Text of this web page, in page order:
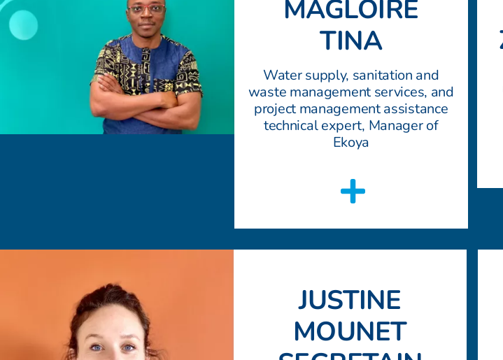
MAGLOIRE
TINA
Water supply, sanitation and
waste management services, and
project management assistance
technical expert, Manager of
Ekoya
JUSTINE
MOUNET